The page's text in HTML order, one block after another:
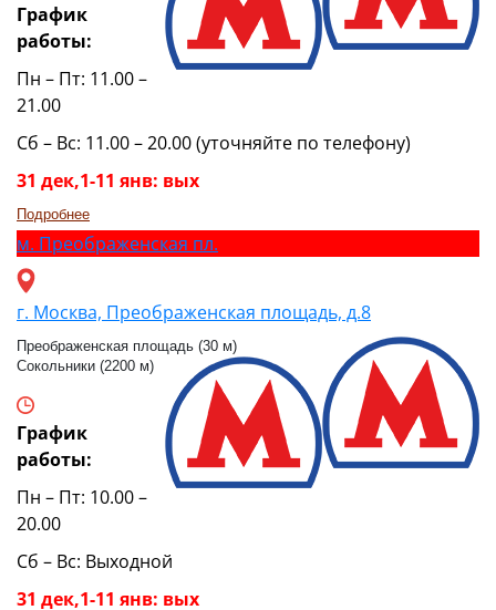
График
работы:
Пн – Пт: 11.00 –
21.00
Сб – Вс: 11.00 – 20.00 (уточняйте по телефону)
31 дек,1-11 янв: вых
Подробнее
м. Преображенская пл.
г. Москва, Преображенская площадь, д.8
Преображенская площадь (30 м)
Сокольники (2200 м)
График
работы:
Пн – Пт: 10.00 –
20.00
Сб – Вс: Выходной
31 дек,1-11 янв: вых